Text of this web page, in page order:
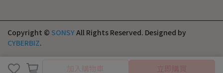
Copyright © SONSYAll Rights Reserved. Designed by
CYBERBIZ.